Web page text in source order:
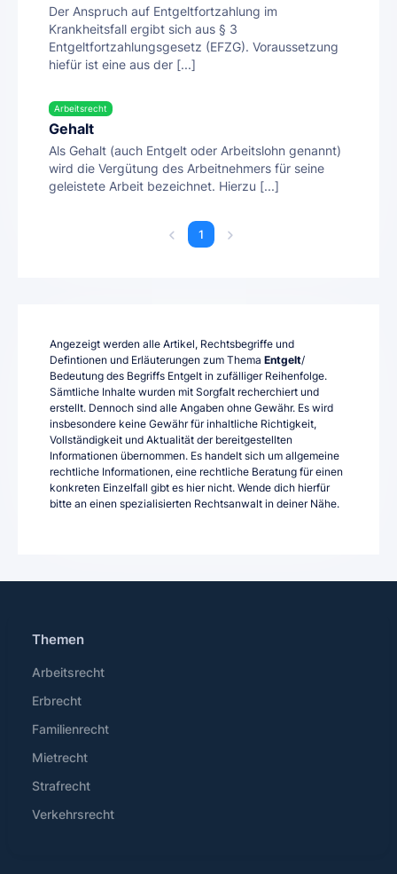
Der Anspruch auf Entgeltfortzahlung im
Krankheitsfall ergibt sich aus § 3
Entgeltfortzahlungsgesetz (EFZG). Voraussetzung
hiefür ist eine aus der [...]
Arbeitsrecht
Gehalt
Als Gehalt (auch Entgelt oder Arbeitslohn genannt)
wird die Vergütung des Arbeitnehmers für seine
geleistete Arbeit bezeichnet. Hierzu [...]
1
Angezeigt werden alle Artikel, Rechtsbegriffe und
Defintionen und Erläuterungen zum Thema Entgelt/
Bedeutung des Begriffs Entgelt in zufälliger Reihenfolge.
Sämtliche Inhalte wurden mit Sorgfalt recherchiert und
erstellt. Dennoch sind alle Angaben ohne Gewähr. Es wird
insbesondere keine Gewähr für inhaltliche Richtigkeit,
Vollständigkeit und Aktualität der bereitgestellten
Informationen übernommen. Es handelt sich um allgemeine
rechtliche Informationen, eine rechtliche Beratung für einen
konkreten Einzelfall gibt es hier nicht. Wende dich hierfür
bitte an einen spezialisierten Rechtsanwalt in deiner Nähe.
Themen
Arbeitsrecht
Erbrecht
Familienrecht
Mietrecht
Strafrecht
Verkehrsrecht